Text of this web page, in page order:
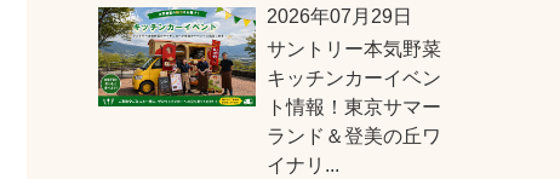
2026年07月29日
サントリー本気野菜
キッチンカーイベン
ト情報！東京サマー
ランド＆登美の丘ワ
イナリ...